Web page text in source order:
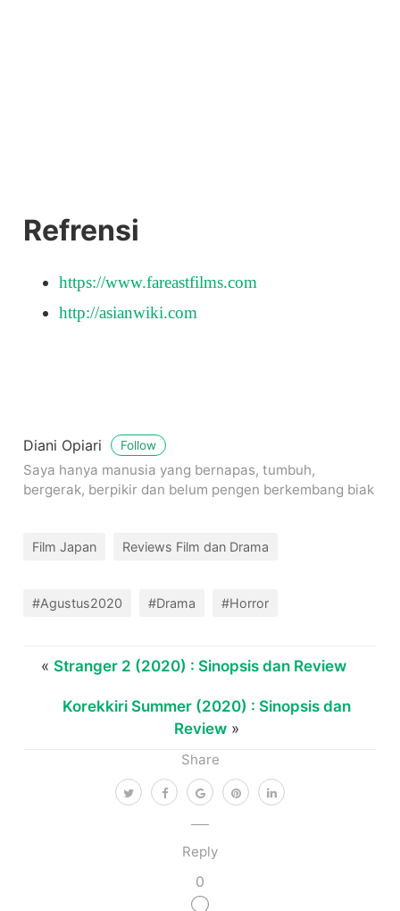
Share
Reply
0
Refrensi
https://www.fareastfilms.com
http://asianwiki.com
Diani Opiari Follow
Saya hanya manusia yang bernapas, tumbuh,
bergerak, berpikir dan belum pengen berkembang biak
Film Japan Reviews Film dan Drama
#Agustus2020 #Drama #Horror
« Stranger 2 (2020) : Sinopsis dan Review
Korekkiri Summer (2020) : Sinopsis dan
Review »